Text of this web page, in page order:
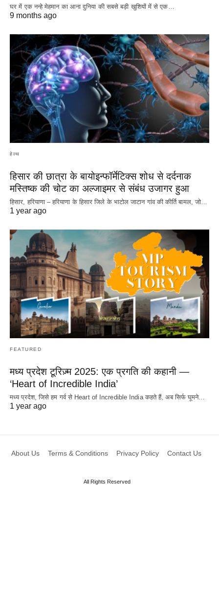
घर में एक नन्हे मेहमान का आना दुनिया की सबसे बड़ी खुशियों में से एक…
9 months ago
हेल्थ
हिसार की छात्रा के बायोइन्फॉर्मेटिक्स शोध से दर्दनाक
मस्तिष्क की चोट का अल्जाइमर से संबंध उजागर हुआ
हिसार, हरियाणा – हरियाणा के हिसार जिले के भाटोल जाटान गांव की कीर्ति बामल, जो…
1 year ago
FEATURED
मध्य प्रदेश टूरिज़्म 2025: एक प्रगति की कहानी —
‘Heart of Incredible India’
मध्य प्रदेश, जिसे हम गर्व से Heart of Incredible India कहते हैं, अब सिर्फ घूमने…
1 year ago
About Us Terms & Conditions Privacy Policy Contact Us
All Rights Reserved